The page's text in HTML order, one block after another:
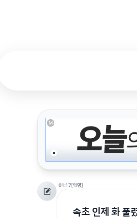
01:17[익명]
속초 인제 화 풀